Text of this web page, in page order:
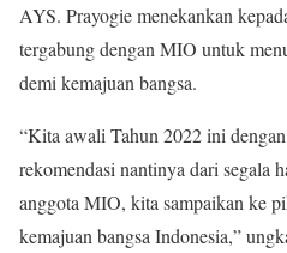
AYS. Prayogie menekankan
tergabung dengan MIO untuk
demi kemajuan bangsa.
“Kita awali Tahun 2022 ini
rekomendasi nantinya dari segala
anggota MIO, kita sampaikan ke
kemajuan bangsa Indonesia,”